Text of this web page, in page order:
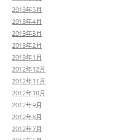
2013年5月
2013年4月
2013年3月
2013年2月
2013年1月
2012年12月
2012年11月
2012年10月
2012年9月
2012年8月
2012年7月